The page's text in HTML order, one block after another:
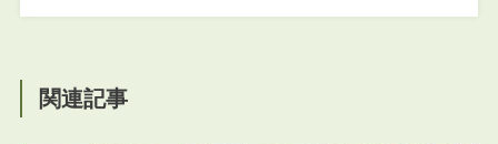
関連記事